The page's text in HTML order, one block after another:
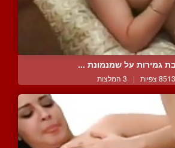
גמירות על שמנמונת ...
8513 צפיות | 3 המלצות